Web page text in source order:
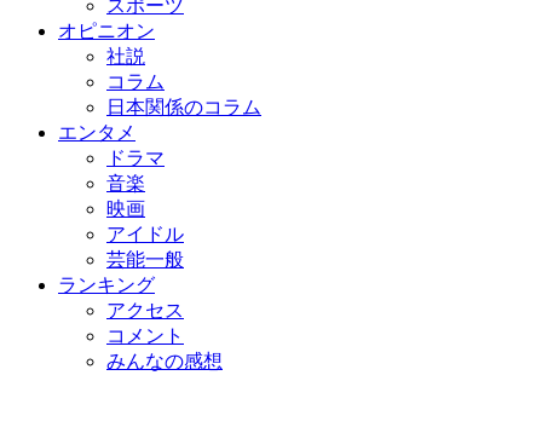
スポーツ
オピニオン
社説
コラム
日本関係のコラム
エンタメ
ドラマ
音楽
映画
アイドル
芸能一般
ランキング
アクセス
コメント
みんなの感想